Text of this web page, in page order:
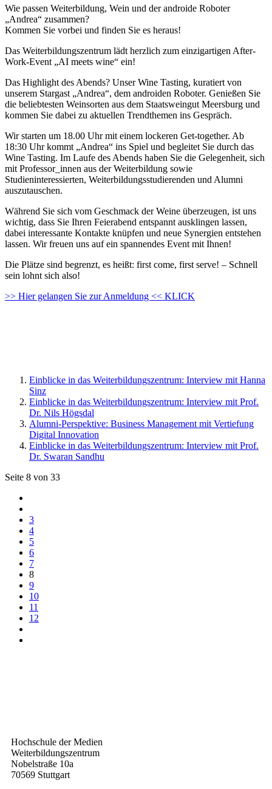
Wie passen Weiterbildung, Wein und der androide Roboter
„Andrea“ zusammen?
Kommen Sie vorbei und finden Sie es heraus!
Das Weiterbildungszentrum lädt herzlich zum einzigartigen After-
Work-Event „AI meets wine“ ein!
Das Highlight des Abends? Unser Wine Tasting, kuratiert von
unserem Stargast „Andrea“, dem androiden Roboter. Genießen Sie
die beliebtesten Weinsorten aus dem Staatsweingut Meersburg und
kommen Sie dabei zu aktuellen Trendthemen ins Gespräch.
Wir starten um 18.00 Uhr mit einem lockeren Get-together. Ab
18:30 Uhr kommt „Andrea“ ins Spiel und begleitet Sie durch das
Wine Tasting. Im Laufe des Abends haben Sie die Gelegenheit, sich
mit Professor_innen aus der Weiterbildung sowie
Studieninteressierten, Weiterbildungsstudierenden und Alumni
auszutauschen.
Während Sie sich vom Geschmack der Weine überzeugen, ist uns
wichtig, dass Sie Ihren Feierabend entspannt ausklingen lassen,
dabei interessante Kontakte knüpfen und neue Synergien entstehen
lassen. Wir freuen uns auf ein spannendes Event mit Ihnen!
Die Plätze sind begrenzt, es heißt: first come, first serve! – Schnell
sein lohnt sich also!
>> Hier gelangen Sie zur Anmeldung << KLICK
Einblicke in das Weiterbildungszentrum: Interview mit Hanna
Sinz
Einblicke in das Weiterbildungszentrum: Interview mit Prof.
Dr. Nils Högsdal
Alumni-Perspektive: Business Management mit Vertiefung
Digital Innovation
Einblicke in das Weiterbildungszentrum: Interview mit Prof.
Dr. Swaran Sandhu
Seite 8 von 33
3
4
5
6
7
8
9
10
11
12
Hochschule der Medien
Weiterbildungszentrum
Nobelstraße 10a
70569 Stuttgart